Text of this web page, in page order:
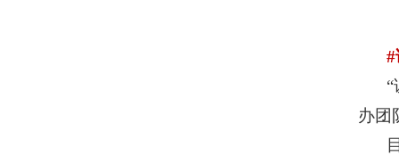
#
办团